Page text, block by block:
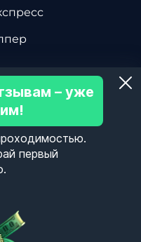
БК
Аналитики
– уже
первый